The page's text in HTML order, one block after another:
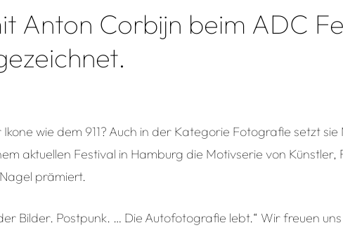
Anton Corbijn beim ADC
wie dem 911? Auch in der Kategorie Fotografie setzt
aktuellen Festival in Hamburg die Motivserie von
prämiert.
Bilder. Postpunk. … Die Autofotografie lebt.“ Wir freuen